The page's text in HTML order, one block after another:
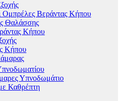
Ομπρέλες Βεράντας Κήπου
Θαλάσσης
Κήπου
Κήπου
Υπνοδωμάτιο
Καθρέπτη